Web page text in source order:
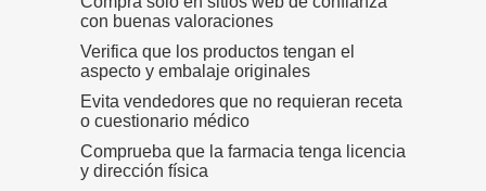
con buenas valoraciones
Verifica que los productos tengan el
aspecto y embalaje originales
Evita vendedores que no requieran receta
o cuestionario médico
Comprueba que la farmacia tenga licencia
y dirección física